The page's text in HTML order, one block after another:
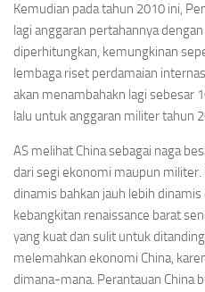
Kemudian pada tahun 2010 ini,
lagi anggaran pertahannya
diperhitungkan, kemungkinan
lembaga riset perdamaian
akan menambahakn lagi sebesar
lalu untuk anggaran militer tahun
AS melihat China sebagai naga
dari segi ekonomi maupun
dinamis bahkan jauh lebih
kebangkitan renaissance barat
yang kuat dan sulit untuk
melemahkan ekonomi China,
dimana-mana. Perantauan China